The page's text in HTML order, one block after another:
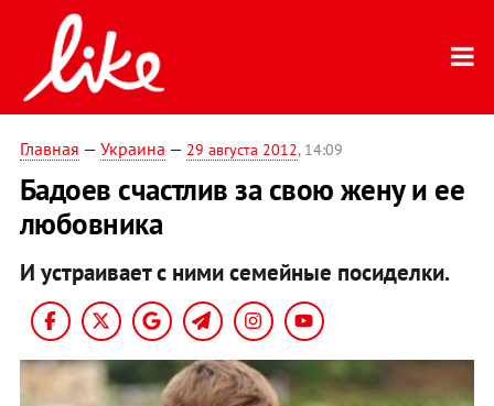
Главная — Украина — 29 августа 2012, 14:09
Бадоев счастлив за свою жену и ее
любовника
И устраивает с ними семейные посиделки.